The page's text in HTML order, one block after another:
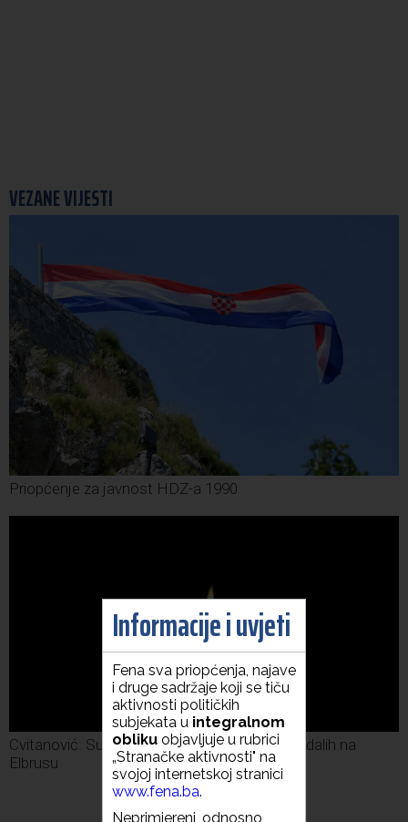
VEZANE VIJESTI
Priopćenje za javnost HDZ-a 1990
Cvitanović: Sućut obiteljima i prijateljima stradalih na
Elbrusu
Informacije i uvjeti
Fena sva priopćenja, najave
i druge sadržaje koji se tiču
aktivnosti političkih
subjekata u integralnom
obliku objavljuje u rubrici
„Stranačke aktivnosti" na
svojoj internetskoj stranici
www.fena.ba.
Neprimjereni, odnosno